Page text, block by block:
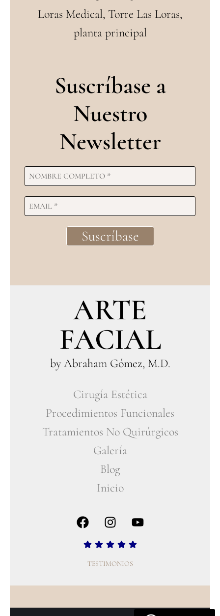
Loras Medical, Torre Las Loras,
planta principal
Suscríbase a
Nuestro
Newsletter
ARTE
FACIAL
by Abraham Gómez, M.D.
Cirugía Estética
Procedimientos Funcionales
Tratamientos No Quirúrgicos
Galería
Blog
Inicio
TESTIMONIOS